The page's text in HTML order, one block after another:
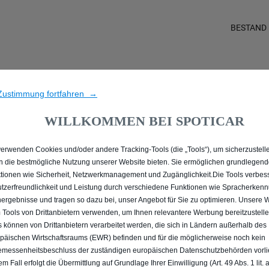
BESTAND
MIT BENZIN / MILD-
LEVERKUSEN
fortfahren →
WILLKOMMEN BEI SPOTICAR
Cookies und/oder andere Tracking-Tools (die „Tools“), um
die bestmögliche Nutzung unserer Website bieten. Sie ermöglichen
wie Sicherheit, Netzwerkmanagement und Zugänglichkeit.Die Tools
und Leistung durch verschiedene Funktionen wie
und tragen so dazu bei, unser Angebot für Sie zu optimieren. Unsere
Tools von Drittanbietern verwenden, um Ihnen relevantere Werbung
können von Drittanbietern verarbeitet werden, die sich in Ländern außerhalb des
Wirtschaftsraums (EWR) befinden und für die möglicherweise noch kein
der zuständigen europäischen Datenschutzbehörden
Fall erfolgt die Übermittlung auf Grundlage Ihrer Einwilligung (Art. 49 Abs. 1 lit.